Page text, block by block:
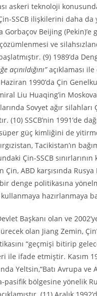
askeri teknoloji
SSCB ilişkilerini daha da
Gorbaçov Beijing (Pekin)’e
ve
(9) 1989’da
açınıldığını”açıklaması
1990’da Çin
Liu Huaqing’in
Sovyet ağır silahları
(10) SSCB’nin 1991’de
süper güç kimliğini de
Tacikistan’ın
Çin-SSCB sınırlarının
ABD karşısında Rusya
denge politikasına
kullanmaya hazırlanmaya
Başkanı olan ve
olan Jiang Zemin,
“geçmişi bitirip
ile ifade etmiştir. Kasım
Yeltsin,“Batı Avrupa
pasifik bölgesine yönelik